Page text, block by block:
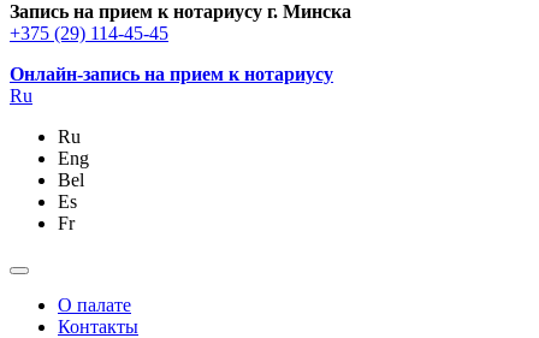
Запись на прием к нотариусу г. Минска
+375 (29) 114-45-45
Онлайн-запись на прием к нотариусу
Ru
Ru
Eng
Bel
Es
Fr
О палате
Контакты